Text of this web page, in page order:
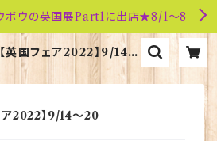
ボウの英国展Part1に出店★8/1～8
英国フェア2022】9/14～
専門店ブリティッシュ・
ライフ
ア2022】9/14～20